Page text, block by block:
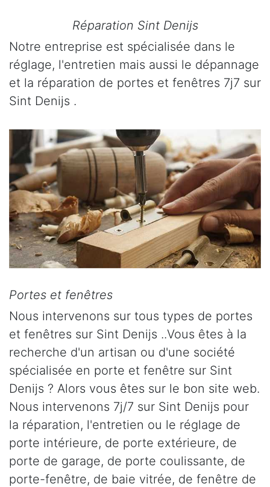
Réparation Sint Denijs
Notre entreprise est spécialisée dans le
réglage, l'entretien mais aussi le dépannage
et la réparation de portes et fenêtres 7j7 sur
Sint Denijs .
Portes et fenêtres
Nous intervenons sur tous types de portes
et fenêtres sur Sint Denijs ..Vous êtes à la
recherche d'un artisan ou d'une société
spécialisée en porte et fenêtre sur Sint
Denijs ? Alors vous êtes sur le bon site web.
Nous intervenons 7j/7 sur Sint Denijs pour
la réparation, l'entretien ou le réglage de
porte intérieure, de porte extérieure, de
porte de garage, de porte coulissante, de
porte-fenêtre, de baie vitrée, de fenêtre de